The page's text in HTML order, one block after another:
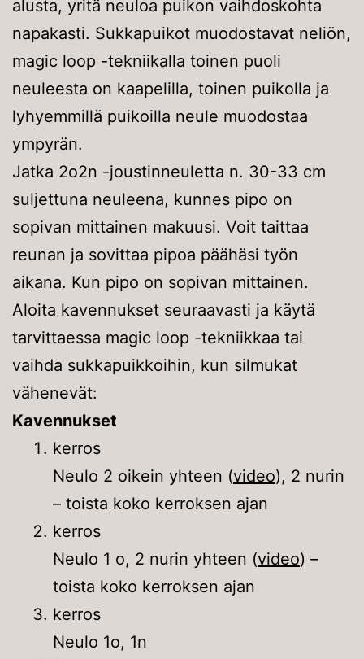
alusta, yritä neuloa puikon vaihdoskohta
napakasti. Sukkapuikot muodostavat neliön,
magic loop -tekniikalla toinen puoli
neuleesta on kaapelilla, toinen puikolla ja
lyhyemmillä puikoilla neule muodostaa
ympyrän.
Jatka 2o2n -joustinneuletta n. 30-33 cm
suljettuna neuleena, kunnes pipo on
sopivan mittainen makuusi. Voit taittaa
reunan ja sovittaa pipoa päähäsi työn
aikana. Kun pipo on sopivan mittainen.
Aloita kavennukset seuraavasti ja käytä
tarvittaessa magic loop -tekniikkaa tai
vaihda sukkapuikkoihin, kun silmukat
vähenevät:
Kavennukset
kerros
Neulo 2 oikein yhteen (video), 2 nurin
– toista koko kerroksen ajan
kerros
Neulo 1 o, 2 nurin yhteen (video) –
toista koko kerroksen ajan
kerros
Neulo 1o, 1n